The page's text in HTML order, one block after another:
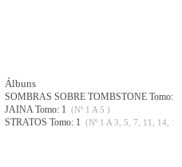
Álbuns
SOMBRAS SOBRE TOMBSTONE Tomo:
JAINA Tomo: 1 (Nº 1 A 5 )
STRATOS Tomo: 1 (Nº 1 A 3, 5, 7, 11, 14,